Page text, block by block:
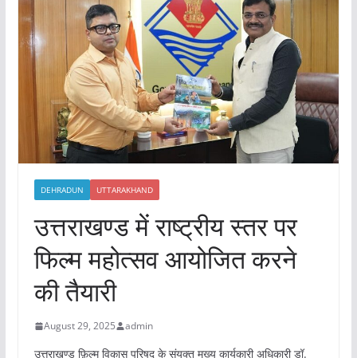
DEHRADUN UTTARAKHAND
उत्तराखण्ड में राष्ट्रीय स्तर पर
फिल्म महोत्सव आयोजित करने
की तैयारी
August 29, 2025 admin
उत्तराखण्ड फ़िल्म विकास परिषद के संयुक्त मुख्य कार्यकारी अधिकारी डॉ.